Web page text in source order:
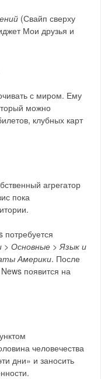
(Свайп сверху
Мои друзья и
с миром. Ему
можно
клубных карт
агрегатор
пока
> Основные > Язык и
Америки. После
News появится на
человечества
дни» и заносить